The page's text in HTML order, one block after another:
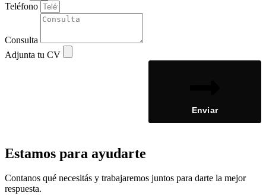
Teléfono
Consulta
Adjunta tu CV
Enviar
Estamos para ayudarte
Contanos qué necesitás y trabajaremos juntos para darte la mejor
respuesta.